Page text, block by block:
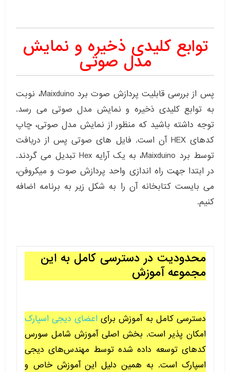
توابع کلیدی ذخیره و نمایش
مدل صوتی
پس از بررسی قابلیت پردازش صوت برد Maixduino، نوبت
به توابع کلیدی ذخیره و نمایش مدل صوتی می رسد.
توجه داشته باشید که منظور از نمایش مدل صوتی، چاپ
کدهای HEX آن است. فایل های صوتی پس از دریافت
توسط برد Maixduino، به یک آرایه Hex تبدیل می گردند.
در ابتدا جهت راه اندازی واحد پردازش صوت و میکروفن،
می بایست کتابخانه آن را به شکل زیر به برنامه اضافه
کنیم.
محدودیت در دسترسی کامل به این
مجموعه آموزش
دسترسی کامل به آموزش برای اعضای دیجی اسپارک
امکان پذیر است. بخش اصلی آموزش شامل سورس
کدهای توسعه داده شده توسط مهندس‌های دیجی
اسپارک است. به همین دلیل این آموزش خاص و